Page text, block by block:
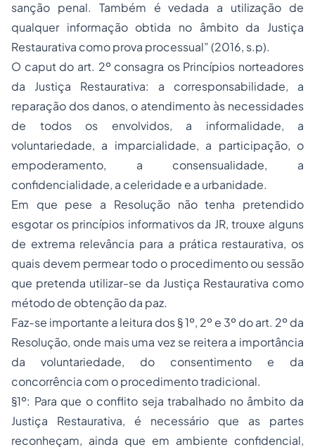
sanção penal. Também é vedada a utilização de
qualquer informação obtida no âmbito da Justiça
Restaurativa como prova processual” (2016, s.p).
O caput do art. 2º consagra os Princípios norteadores
da Justiça Restaurativa: a corresponsabilidade, a
reparação dos danos, o atendimento às necessidades
de todos os envolvidos, a informalidade, a
voluntariedade, a imparcialidade, a participação, o
empoderamento, a consensualidade, a
confidencialidade, a celeridade e a urbanidade.
Em que pese a Resolução não tenha pretendido
esgotar os princípios informativos da JR, trouxe alguns
de extrema relevância para a prática restaurativa, os
quais devem permear todo o procedimento ou sessão
que pretenda utilizar-se da Justiça Restaurativa como
método de obtenção da paz.
Faz-se importante a leitura dos § 1º, 2º e 3º do art. 2º da
Resolução, onde mais uma vez se reitera a importância
da voluntariedade, do consentimento e da
concorrência com o procedimento tradicional.
§1º: Para que o conflito seja trabalhado no âmbito da
Justiça Restaurativa, é necessário que as partes
reconheçam, ainda que em ambiente confidencial,